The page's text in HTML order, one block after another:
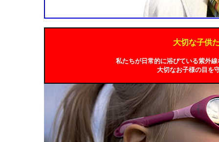
大切な子供
私たちが日常的に浴びている紫外
大切なお子様の目を